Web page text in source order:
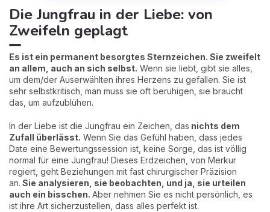
Die Jungfrau in der Liebe: von
Zweifeln geplagt
Es ist ein permanent besorgtes Sternzeichen. Sie zweifelt
an allem, auch an sich selbst. Wenn sie liebt, gibt sie alles,
um dem/der Auserwählten ihres Herzens zu gefallen. Sie ist
sehr selbstkritisch, man muss sie oft beruhigen, sie braucht
das, um aufzublühen.
In der Liebe ist die Jungfrau ein Zeichen, das nichts dem
Zufall überlässt. Wenn Sie das Gefühl haben, dass jedes
Date eine Bewertungssession ist, keine Sorge, das ist völlig
normal für eine Jungfrau! Dieses Erdzeichen, von Merkur
regiert, geht Beziehungen mit fast chirurgischer Präzision
an. Sie analysieren, sie beobachten, und ja, sie urteilen
auch ein bisschen. Aber nehmen Sie es nicht persönlich, es
ist ihre Art sicherzustellen, dass alles perfekt ist.